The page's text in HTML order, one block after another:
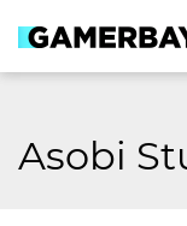
content
Asobi